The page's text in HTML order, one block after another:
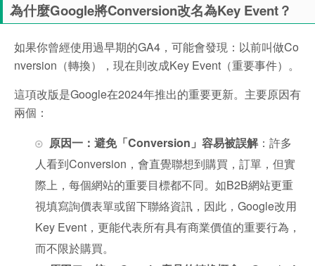
為什麼Google將Conversion改名為Key Event？
如果你曾經使用過早期的GA4，可能會發現：以前叫做Co
nversion（轉換），現在則改成Key Event（重要事件）。
這項改版是Google在2024年推出的重要更新。主要原因有
兩個：
原因一：避免「Conversion」容易被誤解：許多
人看到Conversion，會直覺聯想到購買，訂單，但實
際上，每個網站的重要目標都不同。如B2B網站更重
視填寫詢價表單或留下聯絡資訊，因此，Google改用
Key Event，更能代表所有具有商業價值的重要行為，
而不限於購買。